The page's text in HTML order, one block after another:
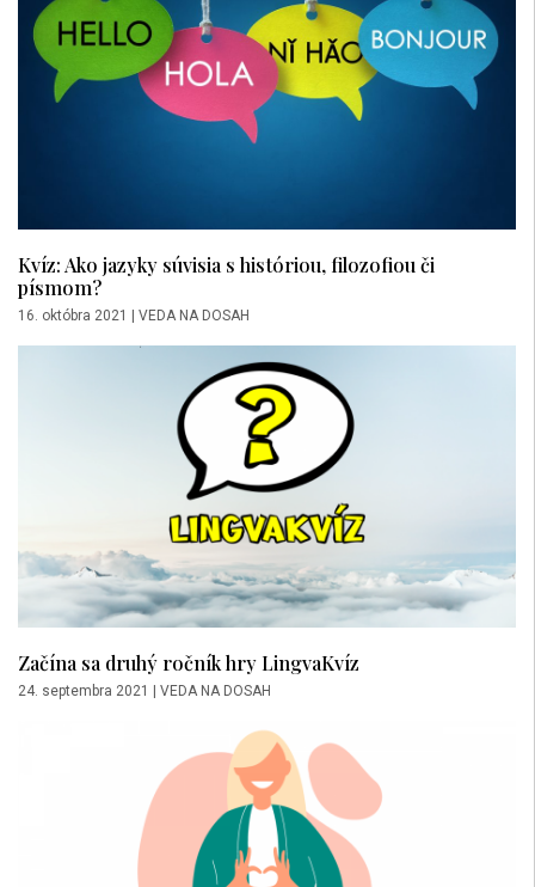
Kvíz: Ako jazyky súvisia s históriou, filozofiou či
písmom?
16. októbra 2021 | VEDA NA DOSAH
Začína sa druhý ročník hry LingvaKvíz
24. septembra 2021 | VEDA NA DOSAH